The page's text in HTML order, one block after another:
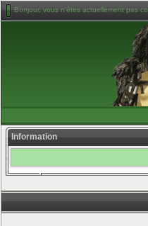
Bonjour, vous n'êtes actuellement pas
Information